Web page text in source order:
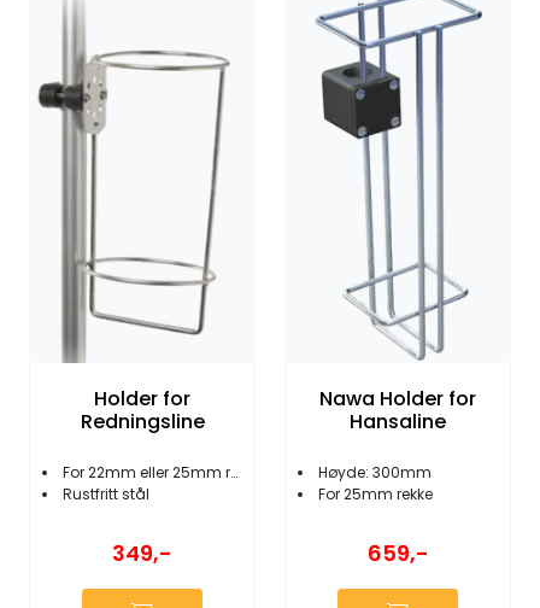
Holder for
Redningsline
For 22mm eller 25mm rekke
Rustfritt stål
349,-
Nawa Holder for
Hansaline
Høyde: 300mm
For 25mm rekke
659,-